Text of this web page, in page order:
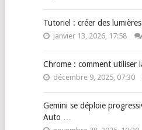
Tutoriel : créer des
janvier 13, 2026, 17:58
Chrome : comment utiliser
décembre 9, 2025, 07:30
Gemini se déploie
Auto …